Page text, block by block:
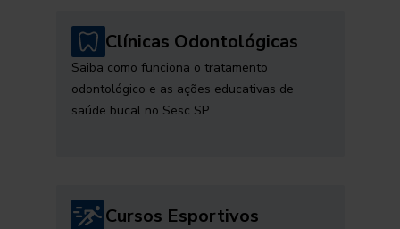
Clínicas Odontológicas
Saiba como funciona o tratamento
odontológico e as ações educativas de
saúde bucal no Sesc SP
Cursos Esportivos